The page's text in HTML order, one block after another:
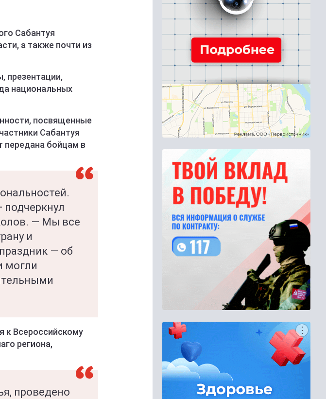
Сабантуя
а также почти из
презентации,
национальных
посвященные
Сабантуя
передана бойцам в
— Мы все
и
— об
могли
к Всероссийскому
региона,
проведено